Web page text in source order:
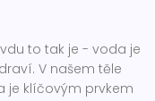
to tak je - voda je
V našem těle
je klíčovým prvkem